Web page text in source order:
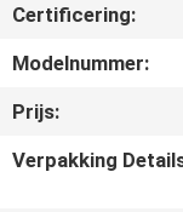
ONS
Certificering:
Modelnummer:
Prijs:
Verpakking